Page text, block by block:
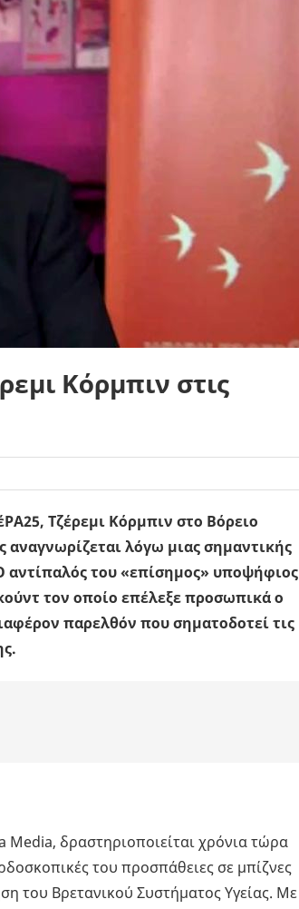
Κόρμπιν στις
Τζέρεμι Κόρμπιν στο Βόρειο
αναγνωρίζεται λόγω μιας σημαντικής
αντίπαλός του «επίσημος» υποψήφιος
τον οποίο επέλεξε προσωπικά ο
παρελθόν που σηματοδοτεί τις
δραστηριοποιείται χρόνια τώρα
του προσπάθειες σε μπίζνες
του Βρετανικού Συστήματος Υγείας. Με